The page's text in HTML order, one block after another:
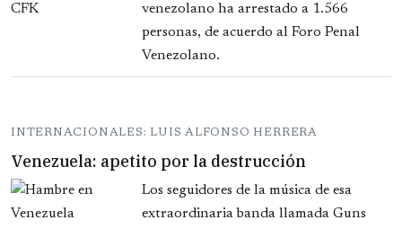
venezolano ha arrestado a 1.566
personas, de acuerdo al Foro Penal
Venezolano.
INTERNACIONALES: LUIS ALFONSO HERRERA
Venezuela: apetito por la destrucción
Los seguidores de la música de esa
extraordinaria banda llamada Guns